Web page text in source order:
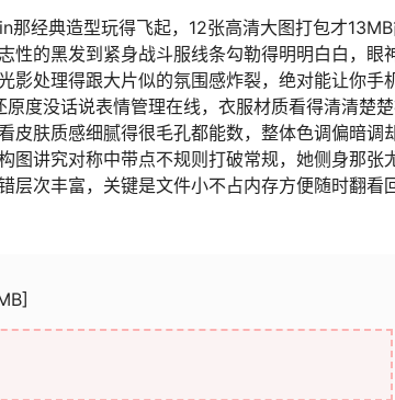
经典造型玩得飞起，12张高清大图打包才
性的黑发到紧身战斗服线条勾勒得明明白白，眼
影处理得跟大片似的氛围感炸裂，绝对能让你手
度没话说表情管理在线，衣服材质看得清清楚
皮肤质感细腻得很毛孔都能数，整体色调偏暗调
图讲究对称中带点不规则打破常规，她侧身那张
层次丰富，关键是文件小不占内存方便随时翻看